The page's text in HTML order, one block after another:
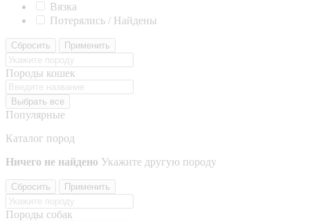
Вязка
Потерялись / Найдены
Сбросить Применить
Породы кошек
Выбрать все
Популярные
Каталог пород
Ничего не найдено Укажите другую породу
Сбросить Применить
Породы собак